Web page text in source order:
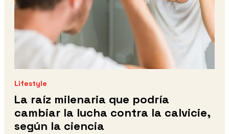
Lifestyle
La raíz milenaria que podría
cambiar la lucha contra la calvicie,
según la ciencia